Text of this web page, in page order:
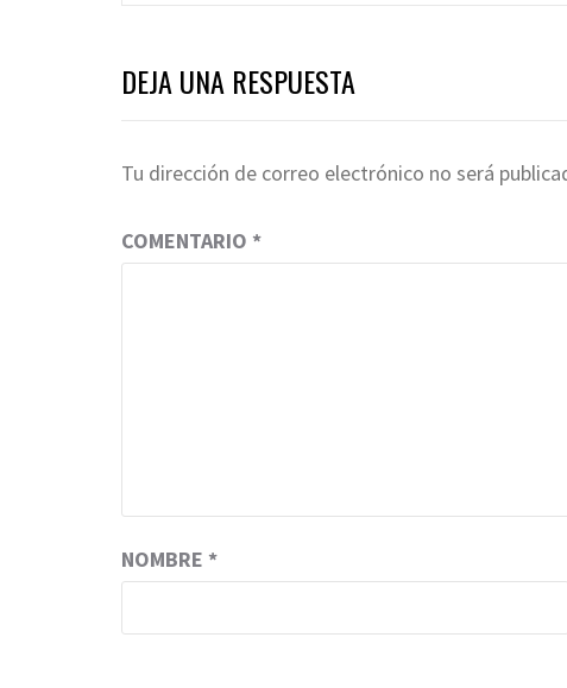
DEJA UNA RESPUESTA
Tu dirección de correo electrónico no será
COMENTARIO *
NOMBRE *